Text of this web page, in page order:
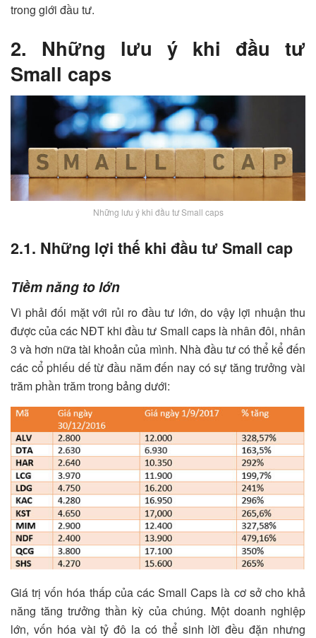
trong giới đầu tư.
2. Những lưu ý khi đầu tư
Small caps
Những lưu ý khi đầu tư Small caps
2.1. Những lợi thế khi đầu tư Small cap
Tiềm năng to lớn
Vì phải đối mặt với rủi ro đầu tư lớn, do vậy lợi nhuận thu
được của các NĐT khi đầu tư Small caps là nhân đôi, nhân
3 và hơn nữa tài khoản của mình. Nhà đầu tư có thể kể đến
các cổ phiếu dế từ đầu năm đến nay có sự tăng trưởng vài
trăm phần trăm trong bảng dưới:
Giá trị vốn hóa thấp của các Small Caps là cơ sở cho khả
năng tăng trưởng thần kỳ của chúng. Một doanh nghiệp
lớn, vốn hóa vài tỷ đô la có thể sinh lời đều đặn nhưng